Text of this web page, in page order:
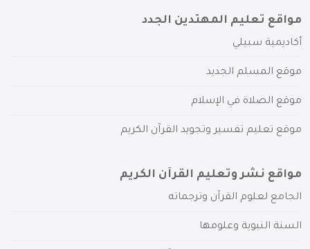
مواقع تعليم المهتدين الجدد
أكاديمية سبيلي
موقع المسلم الجديد
موقع الصلاة في الإسلام
موقع تعليم تفسير وتجويد القرآن الكريم
مواقع نشر وتعليم القرآن الكريم
الجامع لعلوم القرآن وترجماته
السنة النبوية وعلومها